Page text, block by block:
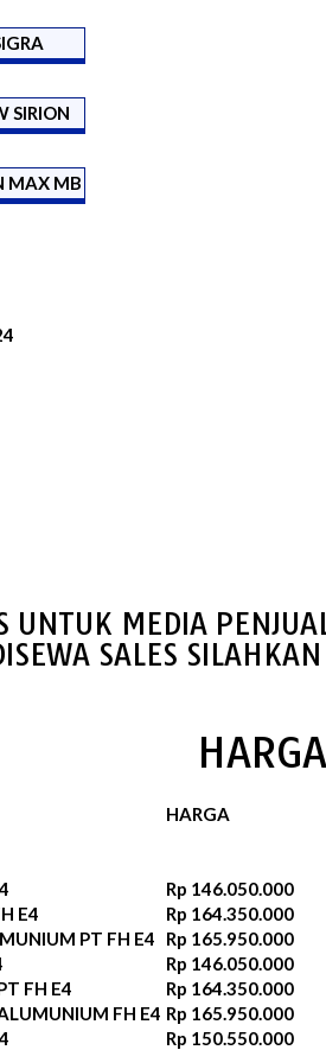
SIRION
MAX MB
UNTUK MEDIA
SALES
HARGA
Rp 146.050.000
E4
Rp 164.350.000
PT FH E4
Rp 165.950.000
Rp 146.050.000
FH E4
Rp 164.350.000
FH E4 Rp 165.950.000
Rp 150.550.000